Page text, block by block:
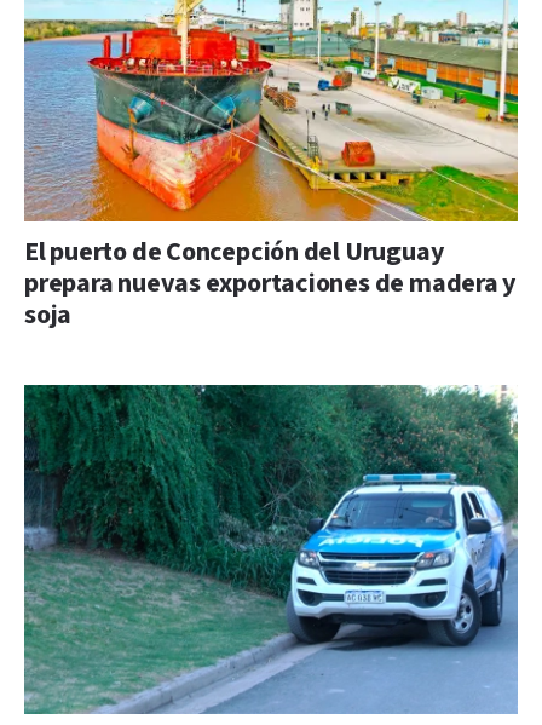
El puerto de Concepción del Uruguay
prepara nuevas exportaciones de madera y
soja